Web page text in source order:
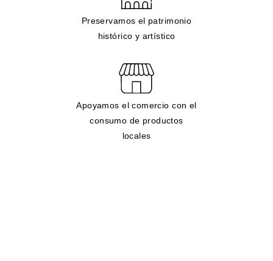
Preservamos el patrimonio
histórico y artístico
Apoyamos el comercio con el
consumo de productos
locales